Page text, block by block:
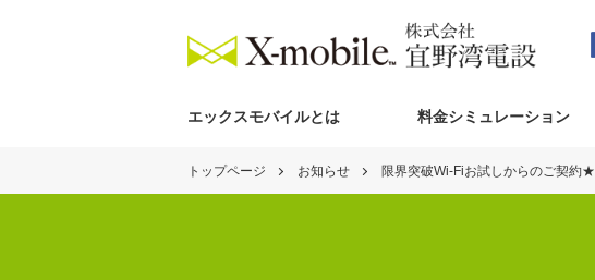
エックスモバイルとは 料金シミュレーション
トップページ お知らせ 限界突破Wi-Fiお試しからのご契約★